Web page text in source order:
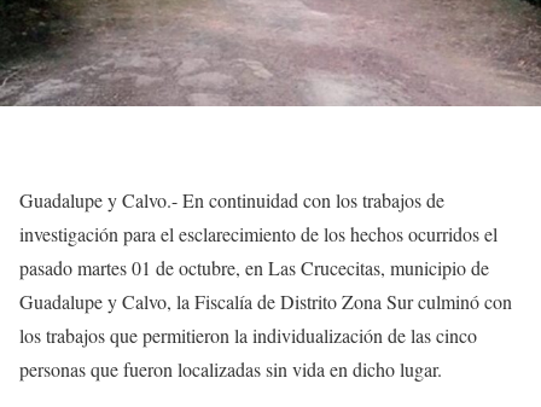
Guadalupe y Calvo.- En continuidad con los trabajos de
investigación para el esclarecimiento de los hechos ocurridos el
pasado martes 01 de octubre, en Las Crucecitas, municipio de
Guadalupe y Calvo, la Fiscalía de Distrito Zona Sur culminó con
los trabajos que permitieron la individualización de las cinco
personas que fueron localizadas sin vida en dicho lugar.